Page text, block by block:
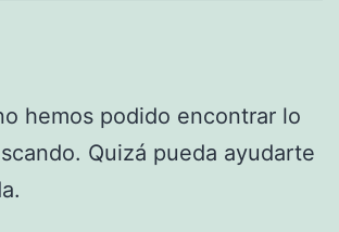
hemos podido encontrar lo
Quizá pueda ayudarte